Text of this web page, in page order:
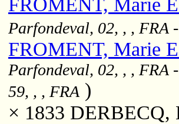
Parfondeval, 02, , , FRA
FROMENT, Marie
Parfondeval, 02, , , FRA
59, , , FRA )
× 1833 DERBECQ,